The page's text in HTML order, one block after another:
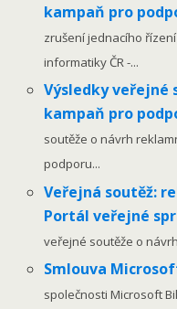
kampaň pro
zrušení jednacího
informatiky ČR -...
Výsledky veřejné
kampaň pro
soutěže o návrh
podporu...
Veřejná soutěž:
Portál veřejné
veřejné soutěže o
Smlouva
společnosti Microsoft